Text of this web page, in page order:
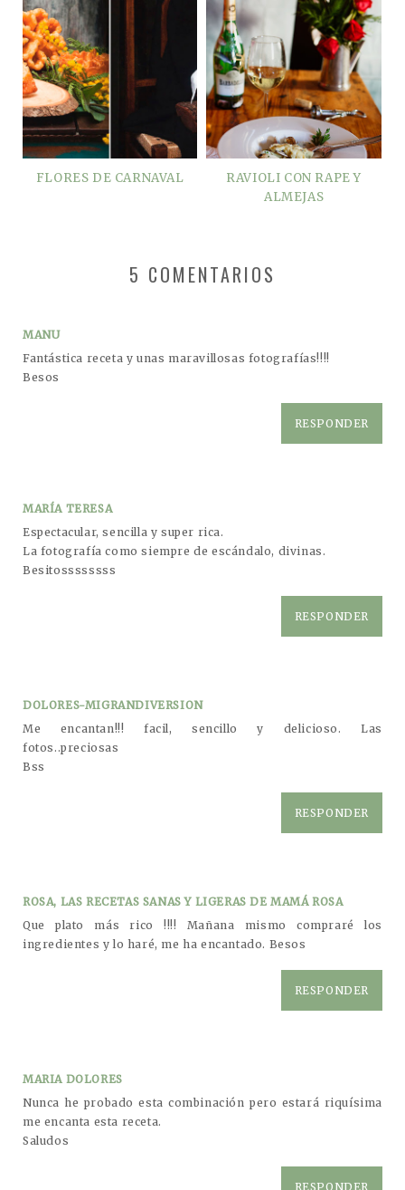
FLORES DE CARNAVAL
RAVIOLI CON RAPE Y
ALMEJAS
5 COMENTARIOS
MANU
Fantástica receta y unas maravillosas fotografías!!!!
Besos
RESPONDER
MARÍA TERESA
Espectacular, sencilla y super rica.
La fotografía como siempre de escándalo, divinas.
Besitossssssss
RESPONDER
DOLORES-MIGRANDIVERSION
Me encantan!!! facil, sencillo y delicioso. Las
fotos..preciosas
Bss
RESPONDER
ROSA, LAS RECETAS SANAS Y LIGERAS DE MAMÁ ROSA
Que plato más rico !!!! Mañana mismo compraré los
ingredientes y lo haré, me ha encantado. Besos
RESPONDER
MARIA DOLORES
Nunca he probado esta combinación pero estará riquísima
me encanta esta receta.
Saludos
RESPONDER